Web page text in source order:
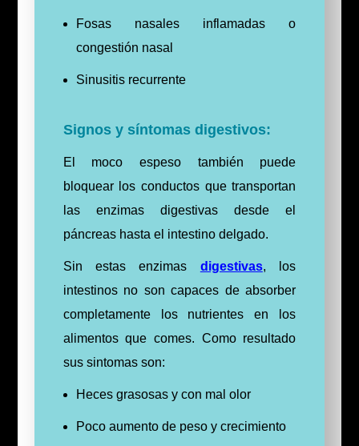
Fosas nasales inflamadas o
congestión nasal
Sinusitis recurrente
Signos y síntomas digestivos:
El moco espeso también puede
bloquear los conductos que transportan
las enzimas digestivas desde el
páncreas hasta el intestino delgado.
Sin estas enzimas digestivas, los
intestinos no son capaces de absorber
completamente los nutrientes en los
alimentos que comes. Como resultado
sus sintomas son:
Heces grasosas y con mal olor
Poco aumento de peso y crecimiento